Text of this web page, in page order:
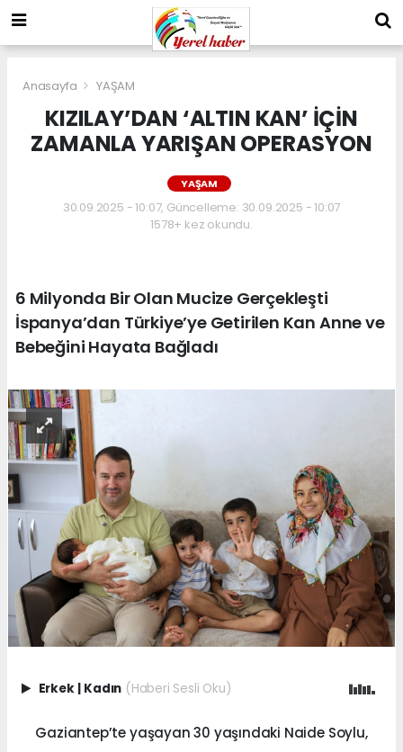
Anasayfa YAŞAM
KIZILAY’DAN ‘ALTIN KAN’ İÇİN
ZAMANLA YARIŞAN OPERASYON
YAŞAM
30.09.2025 - 10:07, Güncelleme: 30.09.2025 - 10:07
1578+ kez okundu.
6 Milyonda Bir Olan Mucize Gerçekleşti
İspanya’dan Türkiye’ye Getirilen Kan Anne ve
Bebeğini Hayata Bağladı
Erkek Kadın (Haberi Sesli Oku)
Gaziantep’te yaşayan 30 yaşındaki Naide Soylu,